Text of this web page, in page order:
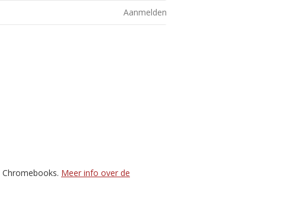
Aanmelden
Meer info over de